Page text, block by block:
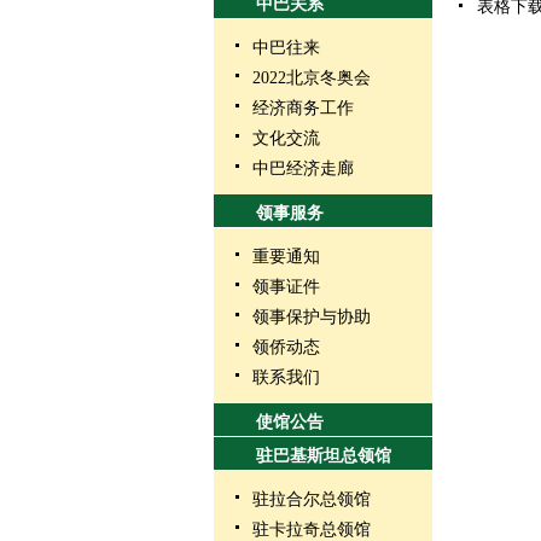
中巴关系
中巴往来
2022北京冬奥会
经济商务工作
文化交流
中巴经济走廊
领事服务
重要通知
领事证件
领事保护与协助
领侨动态
联系我们
使馆公告
驻巴基斯坦总领馆
驻拉合尔总领馆
驻卡拉奇总领馆
表格下